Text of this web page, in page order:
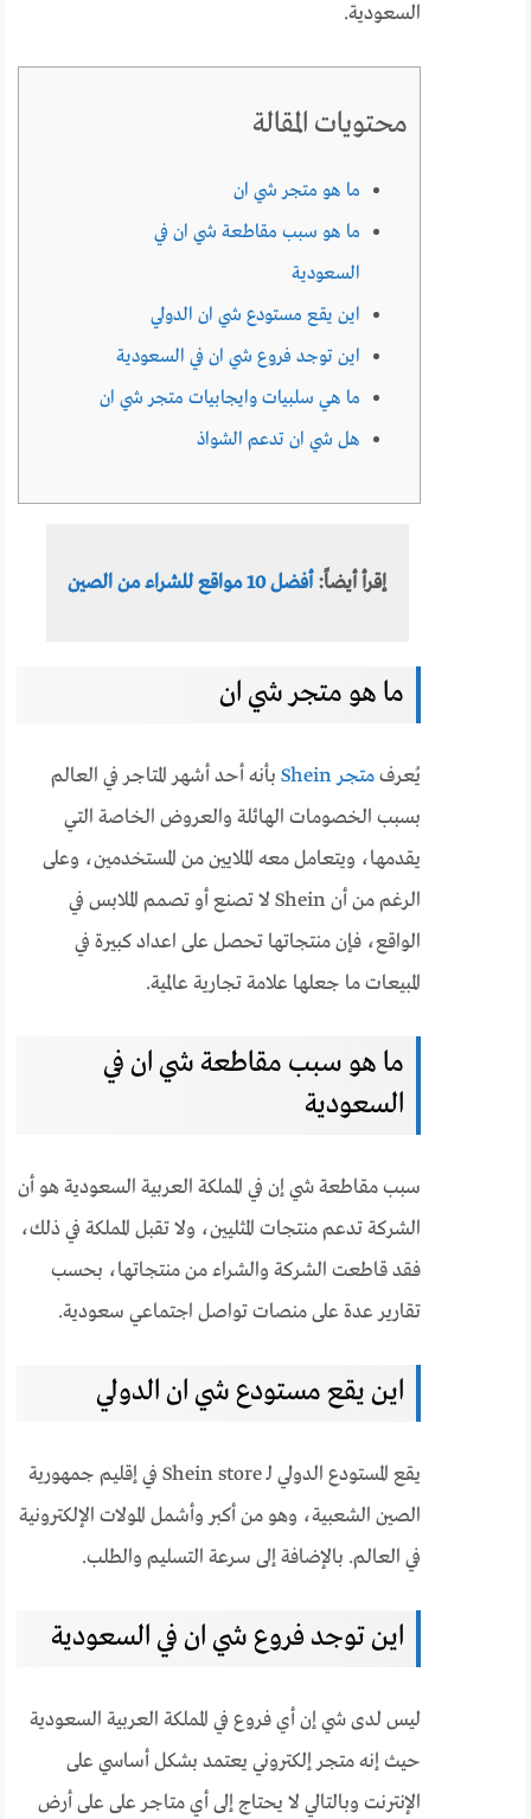
السعودية.
محتويات المقالة
ما هو متجر شي ان
ما هو سبب مقاطعة شي ان في
السعودية
اين يقع مستودع شي ان الدولي
اين توجد فروع شي ان في السعودية
ما هي سلبيات وايجابيات متجر شي ان
هل شي ان تدعم الشواذ
إقرأ أيضاً: أفضل 10 مواقع للشراء من الصين
ما هو متجر شي ان
يُعرفمتجر Shein
بأنه أحد أشهر المتاجر في العالم
بسبب الخصومات الهائلة والعروض الخاصة التي
يقدمها، ويتعامل معه الملايين من المستخدمين، وعلى
الرغم من أن Shein لا تصنع أو تصمم الملابس في
الواقع، فإن منتجاتها تحصل على اعداد كبيرة في
المبيعات ما جعلها علامة تجارية عالمية.
ما هو سبب مقاطعة شي ان في
السعودية
سبب مقاطعة شي إن في المملكة العربية السعودية هو أن
الشركة تدعم منتجات المثليين، ولا تقبل المملكة في ذلك،
فقد قاطعت الشركة والشراء من منتجاتها، بحسب
تقارير عدة على منصات تواصل اجتماعي سعودية.
اين يقع مستودع شي ان الدولي
يقع المستودع الدولي لـ Shein store في إقليم جمهورية
الصين الشعبية، وهو من أكبر وأشمل المولات الإلكترونية
في العالم. بالإضافة إلى سرعة التسليم والطلب.
اين توجد فروع شي ان في السعودية
ليس لدى شي إن أي فروع في المملكة العربية السعودية
حيث إنه متجر إلكتروني يعتمد بشكل أساسي على
الإنترنت وبالتالي لا يحتاج إلى أي متاجر على على أرض